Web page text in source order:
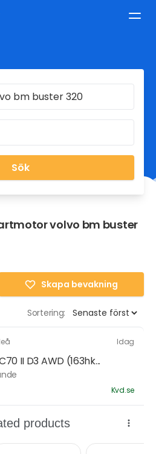
Sök
volvo bm buster
Skapa bevakning
Sortering:
Idag
II D3 AWD (163hk...
Kvd.se